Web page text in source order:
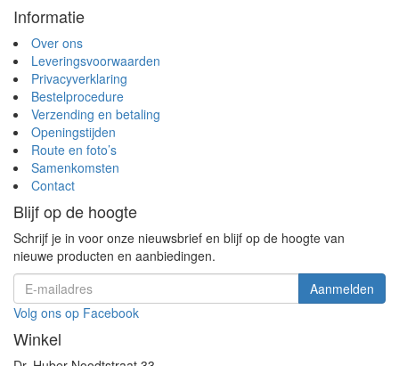
Informatie
Over ons
Leveringsvoorwaarden
Privacyverklaring
Bestelprocedure
Verzending en betaling
Openingstijden
Route en foto’s
Samenkomsten
Contact
Blijf op de hoogte
Schrijf je in voor onze nieuwsbrief en blijf op de hoogte van
nieuwe producten en aanbiedingen.
Volg ons op Facebook
Winkel